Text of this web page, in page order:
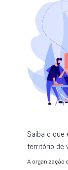
Saiba o que
território de
A organização